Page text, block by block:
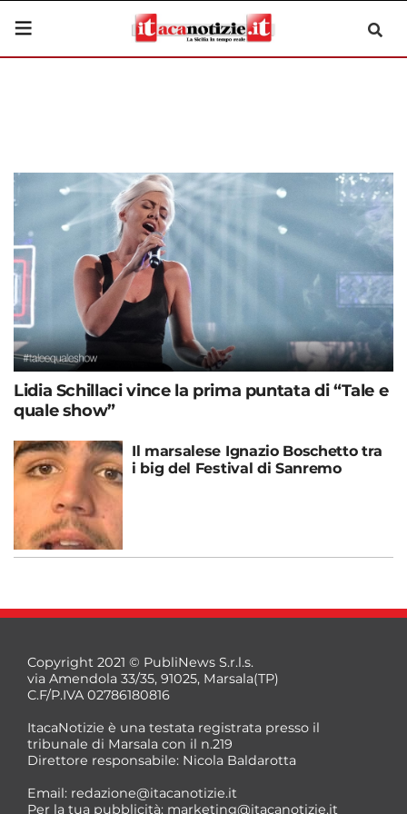
Lidia Schillaci vince la prima puntata di “Tale e
quale show”
Il marsalese Ignazio Boschetto tra
i big del Festival di Sanremo
Copyright 2021 © PubliNews S.r.l.s.
via Amendola 33/35, 91025, Marsala(TP)
C.F/P.IVA 02786180816
ItacaNotizie è una testata registrata presso il
tribunale di Marsala con il n.219
Direttore responsabile: Nicola Baldarotta
Email: redazione@itacanotizie.it
Per la tua pubblicità: marketing@itacanotizie.it